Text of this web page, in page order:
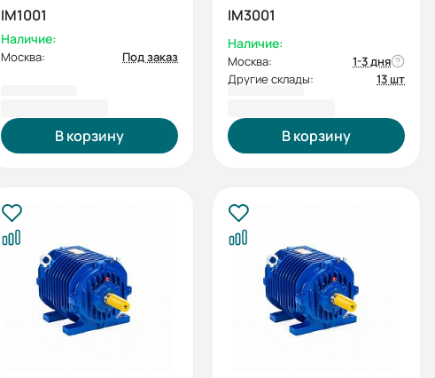
IM1001
Наличие:
Москва: Под заказ
В корзину
IM3001
Наличие:
Москва:
1-3 дня
Другие склады:
13 шт
В корзину